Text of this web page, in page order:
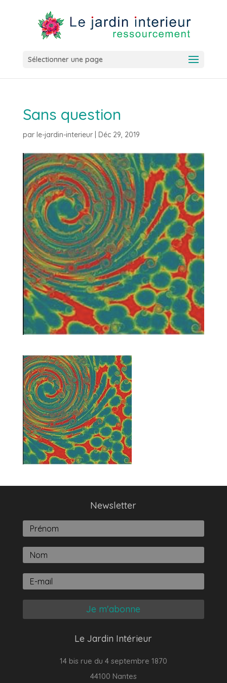
Sélectionner une page
Sans question
par le-jardin-interieur| Déc 29, 2019
Newsletter
Je m'abonne
Le Jardin Intérieur
14 bis rue du 4 septembre 1870
44100 Nantes